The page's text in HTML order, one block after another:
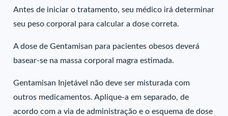
Antes de iniciar o tratamento, seu médico irá determinar
seu peso corporal para calcular a dose correta.
A dose de Gentamisan para pacientes obesos deverá
basear-se na massa corporal magra estimada.
Gentamisan Injetável não deve ser misturada com
outros medicamentos. Aplique-a em separado, de
acordo com a via de administração e o esquema de dose